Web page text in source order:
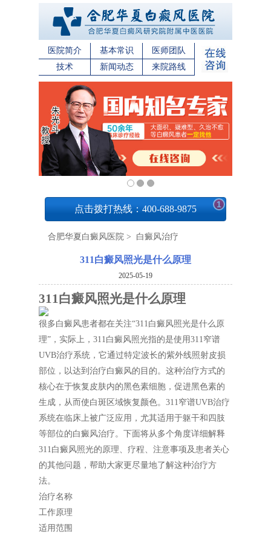
医院简介 基本常识
医师团队
技术
新闻动态 来院路线
点击拨打热线：400-688-9875 1
合肥华夏白癜风医院 > 白癜风治疗
311白癜风照光是什么原理
2025-05-19
311白癜风照光是什么原理
很多白癜风患者都在关注“311白癜风照光是什么原
理”，实际上，311白癜风照光指的是使用311窄谱
UVB治疗系统，它通过特定波长的紫外线照射皮损
部位，以达到治疗白癜风的目的。这种治疗方式的
核心在于恢复皮肤内的黑色素细胞，促进黑色素的
生成，从而使白斑区域恢复颜色。311窄谱UVB治疗
系统在临床上被广泛应用，尤其适用于躯干和四肢
等部位的白癜风治疗。下面将从多个角度详细解释
311白癜风照光的原理、疗程、注意事项及患者关心
的其他问题，帮助大家更尽量地了解这种治疗方
法。
治疗名称
工作原理
适用范围